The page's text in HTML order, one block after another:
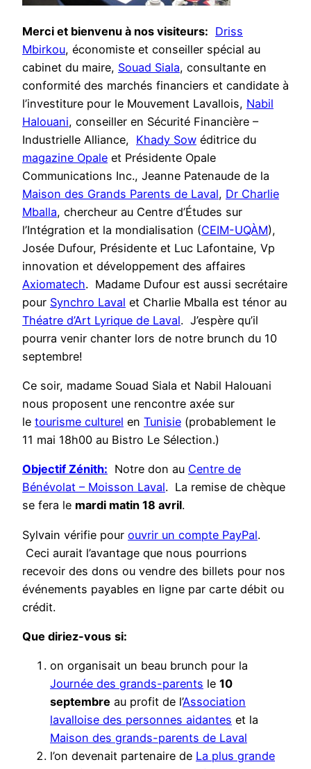
Merci et bienvenu à nos visiteurs: Driss
Mbirkou, économiste et conseiller spécial au
cabinet du maire, Souad Siala, consultante en
conformité des marchés financiers et candidate à
l’investiture pour le Mouvement Lavallois, Nabil
Halouani, ‎conseiller en Sécurité Financière –
‎Industrielle Alliance, Khady Sow éditrice du
magazine Opale et Présidente Opale
Communications Inc., Jeanne Patenaude de la
Maison des Grands Parents de Laval, Dr Charlie
Mballa, chercheur au Centre d’Études sur
l’Intégration et la mondialisation (CEIM-UQÀM),
Josée Dufour, Présidente et Luc Lafontaine, Vp
innovation et développement des affaires
Axiomatech. Madame Dufour est aussi secrétaire
pour Synchro Laval et Charlie Mballa est ténor au
Théatre d’Art Lyrique de Laval. J’espère qu’il
pourra venir chanter lors de notre brunch du 10
septembre!
Ce soir, madame Souad Siala et Nabil Halouani
nous proposent une rencontre axée sur
le tourisme culturel en Tunisie (probablement le
11 mai 18h00 au Bistro Le Sélection.)
Objectif Zénith: Notre don au Centre de
Bénévolat – Moisson Laval. La remise de chèque
se fera le mardi matin 18 avril.
Sylvain vérifie pour ouvrir un compte PayPal.
Ceci aurait l’avantage que nous pourrions
recevoir des dons ou vendre des billets pour nos
événements payables en ligne par carte débit ou
crédit.
Que diriez-vous si:
on organisait un beau brunch pour la
Journée des grands-parents le 10
septembre au profit de l’Association
lavalloise des personnes aidantes et la
Maison des grands-parents de Laval
l’on devenait partenaire de La plus grande